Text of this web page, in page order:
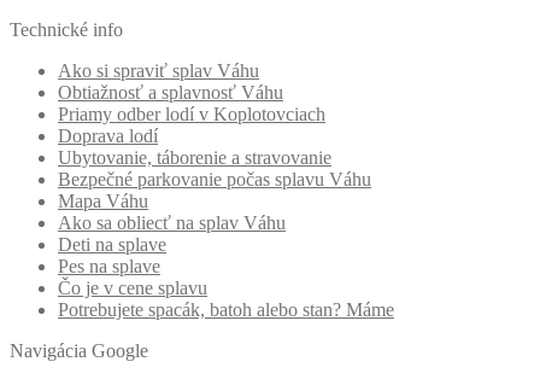
Technické info
Ako si spraviť splav Váhu
Obtiažnosť a splavnosť Váhu
Priamy odber lodí v Koplotovciach
Doprava lodí
Ubytovanie, táborenie a stravovanie
Bezpečné parkovanie počas splavu Váhu
Mapa Váhu
Ako sa obliecť na splav Váhu
Deti na splave
Pes na splave
Čo je v cene splavu
Potrebujete spacák, batoh alebo stan? Máme
Navigácia Google